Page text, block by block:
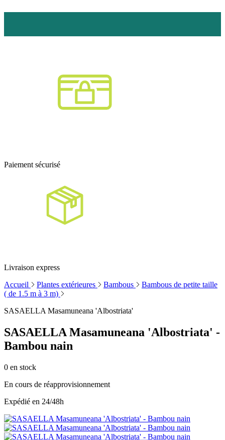
Paiement sécurisé
Livraison express
Accueil
Plantes extérieures Bambous
Bambous de petite taille
( de 1.5 m à 3 m)
SASAELLA Masamuneana 'Albostriata'
SASAELLA Masamuneana 'Albostriata' -
Bambou nain
0 en stock
En cours de réapprovisionnement
Expédié en 24/48h